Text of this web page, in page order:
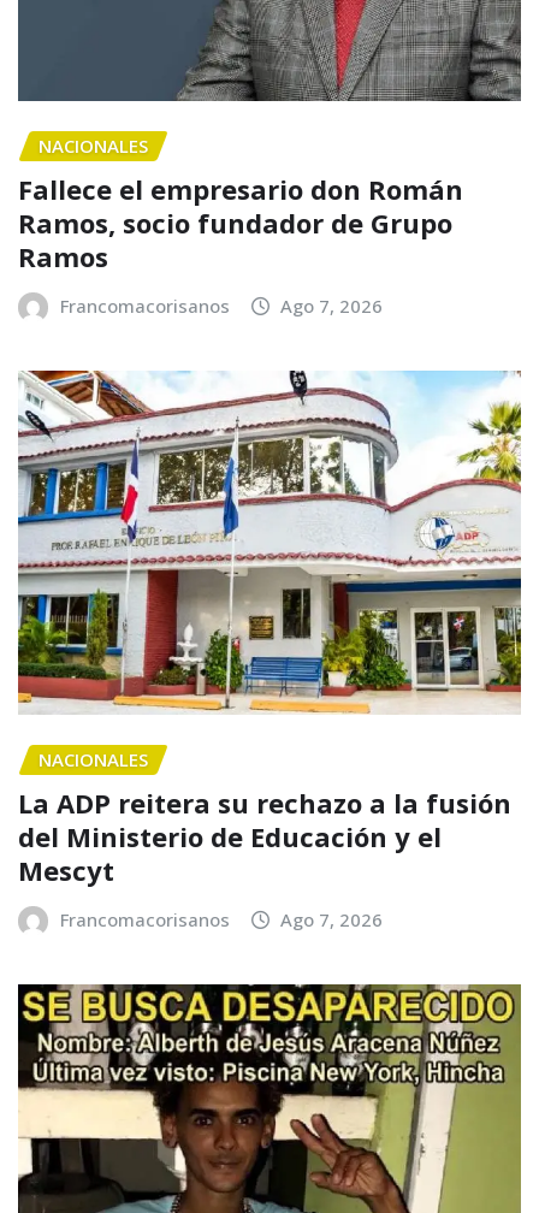
NACIONALES
Fallece el empresario don Román
Ramos, socio fundador de Grupo
Ramos
Francomacorisanos Ago 7, 2026
NACIONALES
La ADP reitera su rechazo a la fusión
del Ministerio de Educación y el
Mescyt
Francomacorisanos Ago 7, 2026